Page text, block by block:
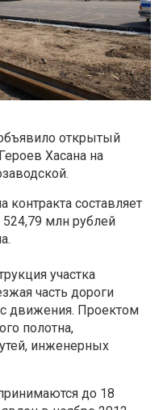
открытый
Хасана на
контракта составляет
млн рублей
участка
часть дороги
движения. Проектом
полотна,
инженерных
до 18